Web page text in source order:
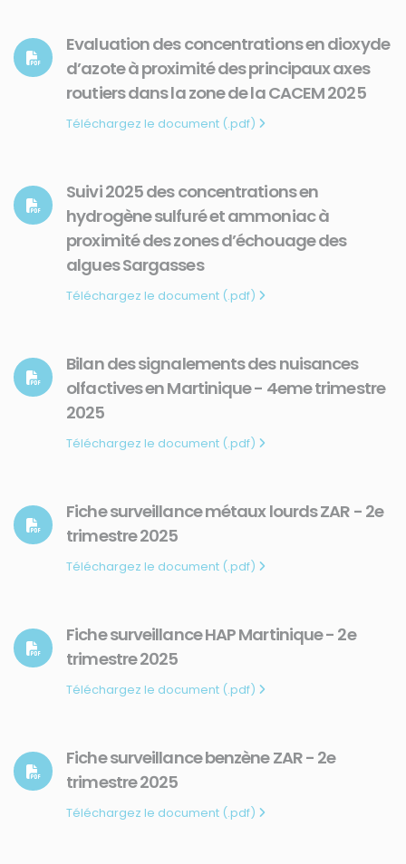
Evaluation des concentrations en dioxyde
d’azote à proximité des principaux axes
routiers dans la zone de la CACEM 2025
Téléchargez le document (.pdf)
Suivi 2025 des concentrations en
hydrogène sulfuré et ammoniac à
proximité des zones d’échouage des
algues Sargasses
Téléchargez le document (.pdf)
Bilan des signalements des nuisances
olfactives en Martinique - 4eme trimestre
2025
Téléchargez le document (.pdf)
Fiche surveillance métaux lourds ZAR - 2e
trimestre 2025
Téléchargez le document (.pdf)
Fiche surveillance HAP Martinique - 2e
trimestre 2025
Téléchargez le document (.pdf)
Fiche surveillance benzène ZAR - 2e
trimestre 2025
Téléchargez le document (.pdf)